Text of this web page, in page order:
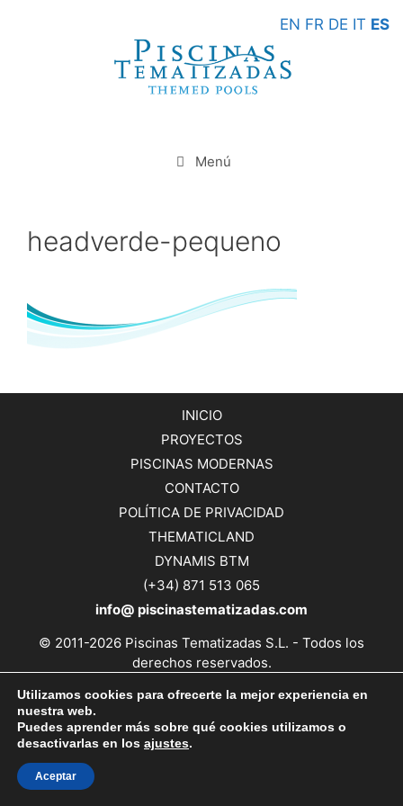
Menú
headverde-pequeno
INICIO
PROYECTOS
PISCINAS MODERNAS
CONTACTO
POLÍTICA DE PRIVACIDAD
THEMATICLAND
DYNAMIS BTM
(+34) 871 513 065
info@ piscinastematizadas.com
© 2011-2026 Piscinas Tematizadas S.L. - Todos los
derechos reservados.
PALMA DE MALLORCA, BALEARES, ESPAÑA. |+34 871 513
065 | info@ piscinastematizadas.com
EN FR DE IT ES
Utilizamos cookies para ofrecerte la mejor experiencia en
nuestra web.
Puedes aprender más sobre qué cookies utilizamos o
desactivarlas en los ajustes.
Aceptar